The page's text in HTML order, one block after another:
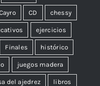
CD chessy
ejercicios
Finales histórico
juegos madera
del ajedrez libros